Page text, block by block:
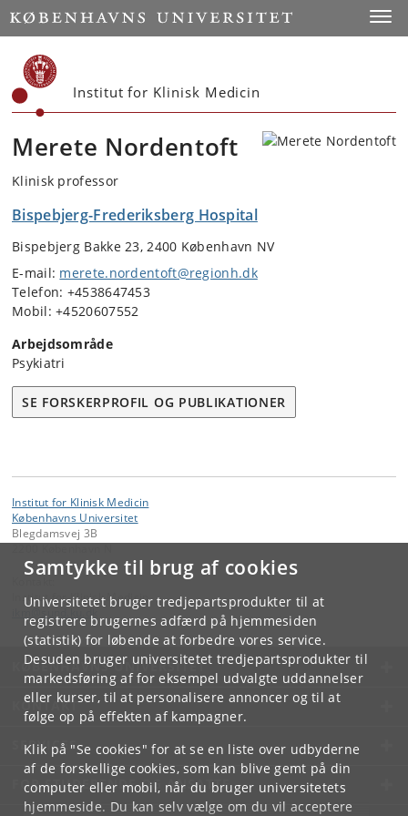
Samtykke til brug af cookies
Universitetet bruger tredjepartsprodukter til at
registrere brugernes adfærd på hjemmesiden
(statistik) for løbende at forbedre vores service.
Desuden bruger universitetet tredjepartsprodukter til
markedsføring af for eksempel udvalgte uddannelser
eller kurser, til at personalisere annoncer og til at
følge op på effekten af kampagner.
Klik på "Se cookies" for at se en liste over udbyderne
af de forskellige cookies, som kan blive gemt på din
computer eller mobil, når du bruger universitetets
hjemmeside. Du kan selv vælge om du vil acceptere
Start
Institut for Klinisk Medicin
Merete Nordentoft
Klinisk professor
Bispebjerg-Frederiksberg Hospital
Bispebjerg Bakke 23, 2400 København NV
E-mail: merete.nordentoft@regionh.dk
Telefon: +4538647453
Mobil: +4520607552
Arbejdsområde
Psykiatri
SE FORSKERPROFIL OG PUBLIKATIONER
Institut for Klinisk Medicin
Københavns Universitet
Blegdamsvej 3B
Institut for Klinisk Medicin
KØBENHAVNS UNIVERSITET
KONTAKT
SERVICES
FOR STUDERENDE OG ANSATTE